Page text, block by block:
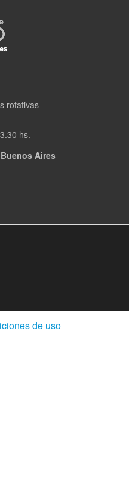
rotativas
hs.
Aires
de uso(Abre